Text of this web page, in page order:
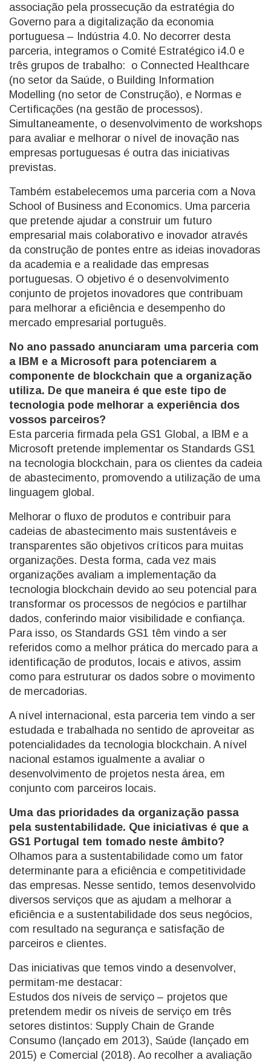
associação pela prossecução da estratégia do
Governo para a digitalização da economia
portuguesa – Indústria 4.0. No decorrer desta
parceria, integramos o Comité Estratégico i4.0 e
três grupos de trabalho: o Connected Healthcare
(no setor da Saúde, o Building Information
Modelling (no setor de Construção), e Normas e
Certificações (na gestão de processos).
Simultaneamente, o desenvolvimento de workshops
para avaliar e melhorar o nível de inovação nas
empresas portuguesas é outra das iniciativas
previstas.
Também estabelecemos uma parceria com a Nova
School of Business and Economics. Uma parceria
que pretende ajudar a construir um futuro
empresarial mais colaborativo e inovador através
da construção de pontes entre as ideias inovadoras
da academia e a realidade das empresas
portuguesas. O objetivo é o desenvolvimento
conjunto de projetos inovadores que contribuam
para melhorar a eficiência e desempenho do
mercado empresarial português.
No ano passado anunciaram uma parceria com
a IBM e a Microsoft para potenciarem a
componente de blockchain que a organização
utiliza. De que maneira é que este tipo de
tecnologia pode melhorar a experiência dos
vossos parceiros?
Esta parceria firmada pela GS1 Global, a IBM e a
Microsoft pretende implementar os Standards GS1
na tecnologia blockchain, para os clientes da cadeia
de abastecimento, promovendo a utilização de uma
linguagem global.
Melhorar o fluxo de produtos e contribuir para
cadeias de abastecimento mais sustentáveis e
transparentes são objetivos críticos para muitas
organizações. Desta forma, cada vez mais
organizações avaliam a implementação da
tecnologia blockchain devido ao seu potencial para
transformar os processos de negócios e partilhar
dados, conferindo maior visibilidade e confiança.
Para isso, os Standards GS1 têm vindo a ser
referidos como a melhor prática do mercado para a
identificação de produtos, locais e ativos, assim
como para estruturar os dados sobre o movimento
de mercadorias.
A nível internacional, esta parceria tem vindo a ser
estudada e trabalhada no sentido de aproveitar as
potencialidades da tecnologia blockchain. A nível
nacional estamos igualmente a avaliar o
desenvolvimento de projetos nesta área, em
conjunto com parceiros locais.
Uma das prioridades da organização passa
pela sustentabilidade. Que iniciativas é que a
GS1 Portugal tem tomado neste âmbito?
Olhamos para a sustentabilidade como um fator
determinante para a eficiência e competitividade
das empresas. Nesse sentido, temos desenvolvido
diversos serviços que as ajudam a melhorar a
eficiência e a sustentabilidade dos seus negócios,
com resultado na segurança e satisfação de
parceiros e clientes.
Das iniciativas que temos vindo a desenvolver,
permitam-me destacar:
Estudos dos níveis de serviço – projetos que
pretendem medir os níveis de serviço em três
setores distintos: Supply Chain de Grande
Consumo (lançado em 2013), Saúde (lançado em
2015) e Comercial (2018). Ao recolher a avaliação